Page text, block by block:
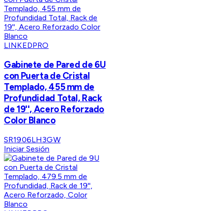
LINKEDPRO
Gabinete de Pared de 6U
con Puerta de Cristal
Templado, 455 mm de
Profundidad Total, Rack
de 19'', Acero Reforzado
Color Blanco
SR1906LH3GW
Iniciar Sesión